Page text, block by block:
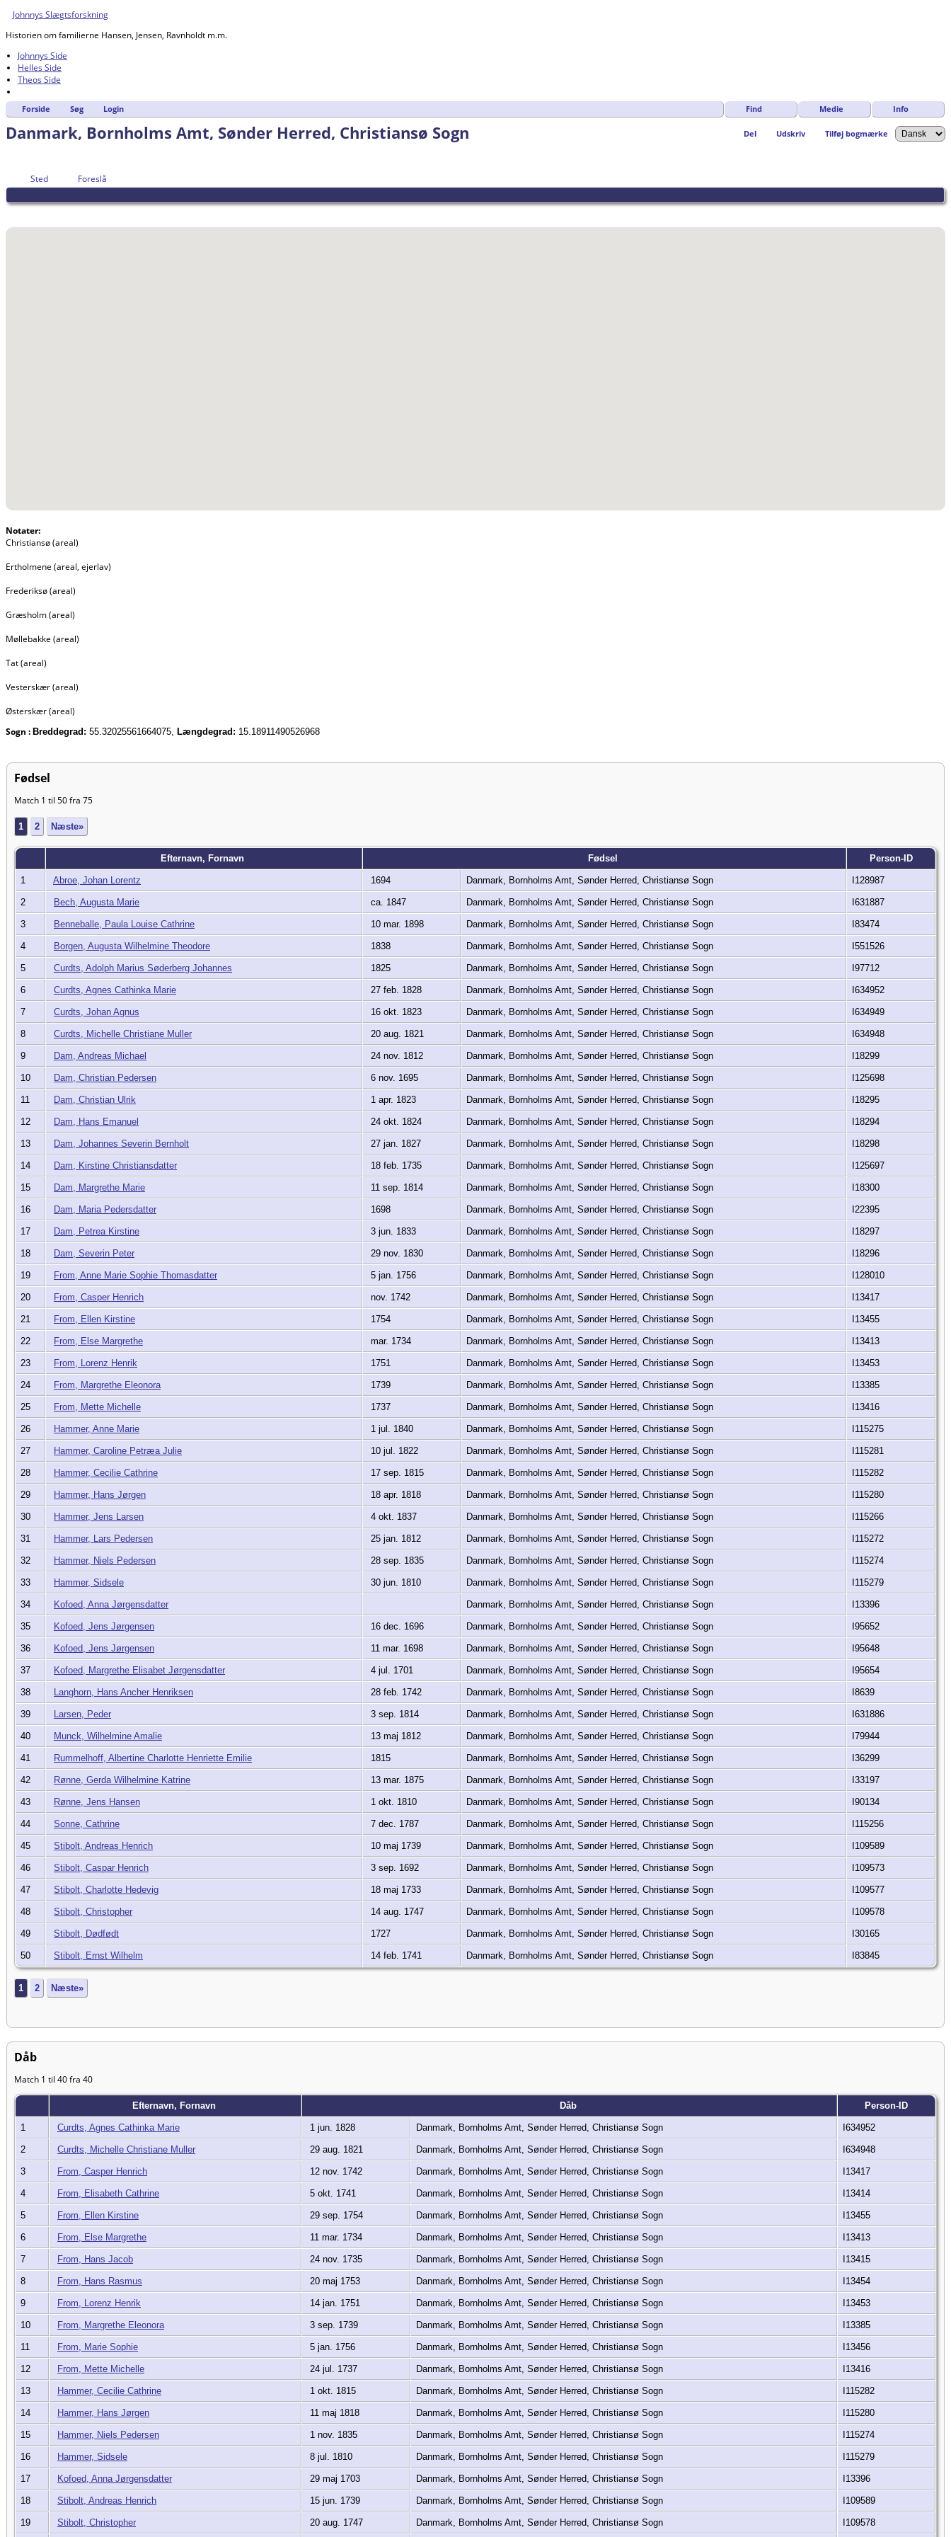
Johnnys Slægtsforskning
Historien om familierne Hansen, Jensen, Ravnholdt m.m.
Johnnys Side
Helles Side
Theos Side
Find Medie Info
Forside Søg Login
Del Udskriv Tilføj bogmærke
Danmark, Bornholms Amt, Sønder Herred, Christiansø Sogn
Sted Foreslå
Notater:
Christiansø (areal)
Ertholmene (areal, ejerlav)
Frederiksø (areal)
Græsholm (areal)
Møllebakke (areal)
Tat (areal)
Vesterskær (areal)
Østerskær (areal)
Sogn : Breddegrad: 55.32025561664075, Længdegrad: 15.18911490526968
Fødsel
Match 1 til 50 fra 75
1 2 Næste»
Efternavn, Fornavn Fødsel Person-ID
1 Abroe, Johan Lorentz 1694 Danmark, Bornholms Amt, Sønder Herred, Christiansø Sogn I128987
2 Bech, Augusta Marie ca. 1847 Danmark, Bornholms Amt, Sønder Herred, Christiansø Sogn I631887
3 Benneballe, Paula Louise Cathrine 10 mar. 1898 Danmark, Bornholms Amt, Sønder Herred, Christiansø Sogn I83474
4 Borgen, Augusta Wilhelmine Theodore 1838 Danmark, Bornholms Amt, Sønder Herred, Christiansø Sogn I551526
5 Curdts, Adolph Marius Søderberg Johannes 1825 Danmark, Bornholms Amt, Sønder Herred, Christiansø Sogn I97712
6 Curdts, Agnes Cathinka Marie 27 feb. 1828 Danmark, Bornholms Amt, Sønder Herred, Christiansø Sogn I634952
7 Curdts, Johan Agnus 16 okt. 1823 Danmark, Bornholms Amt, Sønder Herred, Christiansø Sogn I634949
8 Curdts, Michelle Christiane Muller 20 aug. 1821 Danmark, Bornholms Amt, Sønder Herred, Christiansø Sogn I634948
9 Dam, Andreas Michael 24 nov. 1812 Danmark, Bornholms Amt, Sønder Herred, Christiansø Sogn I18299
10 Dam, Christian Pedersen 6 nov. 1695 Danmark, Bornholms Amt, Sønder Herred, Christiansø Sogn I125698
11 Dam, Christian Ulrik 1 apr. 1823 Danmark, Bornholms Amt, Sønder Herred, Christiansø Sogn I18295
12 Dam, Hans Emanuel 24 okt. 1824 Danmark, Bornholms Amt, Sønder Herred, Christiansø Sogn I18294
13 Dam, Johannes Severin Bernholt 27 jan. 1827 Danmark, Bornholms Amt, Sønder Herred, Christiansø Sogn I18298
14 Dam, Kirstine Christiansdatter 18 feb. 1735 Danmark, Bornholms Amt, Sønder Herred, Christiansø Sogn I125697
15 Dam, Margrethe Marie 11 sep. 1814 Danmark, Bornholms Amt, Sønder Herred, Christiansø Sogn I18300
16 Dam, Maria Pedersdatter 1698 Danmark, Bornholms Amt, Sønder Herred, Christiansø Sogn I22395
17 Dam, Petrea Kirstine 3 jun. 1833 Danmark, Bornholms Amt, Sønder Herred, Christiansø Sogn I18297
18 Dam, Severin Peter 29 nov. 1830 Danmark, Bornholms Amt, Sønder Herred, Christiansø Sogn I18296
19 From, Anne Marie Sophie Thomasdatter 5 jan. 1756 Danmark, Bornholms Amt, Sønder Herred, Christiansø Sogn I128010
20 From, Casper Henrich nov. 1742 Danmark, Bornholms Amt, Sønder Herred, Christiansø Sogn I13417
21 From, Ellen Kirstine 1754 Danmark, Bornholms Amt, Sønder Herred, Christiansø Sogn I13455
22 From, Else Margrethe mar. 1734 Danmark, Bornholms Amt, Sønder Herred, Christiansø Sogn I13413
23 From, Lorenz Henrik 1751 Danmark, Bornholms Amt, Sønder Herred, Christiansø Sogn I13453
24 From, Margrethe Eleonora 1739 Danmark, Bornholms Amt, Sønder Herred, Christiansø Sogn I13385
25 From, Mette Michelle 1737 Danmark, Bornholms Amt, Sønder Herred, Christiansø Sogn I13416
26 Hammer, Anne Marie 1 jul. 1840 Danmark, Bornholms Amt, Sønder Herred, Christiansø Sogn I115275
27 Hammer, Caroline Petræa Julie 10 jul. 1822 Danmark, Bornholms Amt, Sønder Herred, Christiansø Sogn I115281
28 Hammer, Cecilie Cathrine 17 sep. 1815 Danmark, Bornholms Amt, Sønder Herred, Christiansø Sogn I115282
29 Hammer, Hans Jørgen 18 apr. 1818 Danmark, Bornholms Amt, Sønder Herred, Christiansø Sogn I115280
30 Hammer, Jens Larsen 4 okt. 1837 Danmark, Bornholms Amt, Sønder Herred, Christiansø Sogn I115266
31 Hammer, Lars Pedersen 25 jan. 1812 Danmark, Bornholms Amt, Sønder Herred, Christiansø Sogn I115272
32 Hammer, Niels Pedersen 28 sep. 1835 Danmark, Bornholms Amt, Sønder Herred, Christiansø Sogn I115274
33 Hammer, Sidsele 30 jun. 1810 Danmark, Bornholms Amt, Sønder Herred, Christiansø Sogn I115279
34 Kofoed, Anna Jørgensdatter Danmark, Bornholms Amt, Sønder Herred, Christiansø Sogn I13396
35 Kofoed, Jens Jørgensen 16 dec. 1696 Danmark, Bornholms Amt, Sønder Herred, Christiansø Sogn I95652
36 Kofoed, Jens Jørgensen 11 mar. 1698 Danmark, Bornholms Amt, Sønder Herred, Christiansø Sogn I95648
37 Kofoed, Margrethe Elisabet Jørgensdatter 4 jul. 1701 Danmark, Bornholms Amt, Sønder Herred, Christiansø Sogn I95654
38 Langhorn, Hans Ancher Henriksen 28 feb. 1742 Danmark, Bornholms Amt, Sønder Herred, Christiansø Sogn I8639
39 Larsen, Peder 3 sep. 1814 Danmark, Bornholms Amt, Sønder Herred, Christiansø Sogn I631886
40 Munck, Wilhelmine Amalie 13 maj 1812 Danmark, Bornholms Amt, Sønder Herred, Christiansø Sogn I79944
41 Rummelhoff, Albertine Charlotte Henriette Emilie 1815 Danmark, Bornholms Amt, Sønder Herred, Christiansø Sogn I36299
42 Rønne, Gerda Wilhelmine Katrine 13 mar. 1875 Danmark, Bornholms Amt, Sønder Herred, Christiansø Sogn I33197
43 Rønne, Jens Hansen 1 okt. 1810 Danmark, Bornholms Amt, Sønder Herred, Christiansø Sogn I90134
44 Sonne, Cathrine 7 dec. 1787 Danmark, Bornholms Amt, Sønder Herred, Christiansø Sogn I115256
45 Stibolt, Andreas Henrich 10 maj 1739 Danmark, Bornholms Amt, Sønder Herred, Christiansø Sogn I109589
46 Stibolt, Caspar Henrich 3 sep. 1692 Danmark, Bornholms Amt, Sønder Herred, Christiansø Sogn I109573
47 Stibolt, Charlotte Hedevig 18 maj 1733 Danmark, Bornholms Amt, Sønder Herred, Christiansø Sogn I109577
48 Stibolt, Christopher 14 aug. 1747 Danmark, Bornholms Amt, Sønder Herred, Christiansø Sogn I109578
49 Stibolt, Dødfødt 1727 Danmark, Bornholms Amt, Sønder Herred, Christiansø Sogn I30165
50 Stibolt, Ernst Wilhelm 14 feb. 1741 Danmark, Bornholms Amt, Sønder Herred, Christiansø Sogn I83845
1 2 Næste»
Dåb
Match 1 til 40 fra 40
Efternavn, Fornavn Dåb Person-ID
1 Curdts, Agnes Cathinka Marie 1 jun. 1828 Danmark, Bornholms Amt, Sønder Herred, Christiansø Sogn I634952
2 Curdts, Michelle Christiane Muller 29 aug. 1821 Danmark, Bornholms Amt, Sønder Herred, Christiansø Sogn I634948
3 From, Casper Henrich 12 nov. 1742 Danmark, Bornholms Amt, Sønder Herred, Christiansø Sogn I13417
4 From, Elisabeth Cathrine 5 okt. 1741 Danmark, Bornholms Amt, Sønder Herred, Christiansø Sogn I13414
5 From, Ellen Kirstine 29 sep. 1754 Danmark, Bornholms Amt, Sønder Herred, Christiansø Sogn I13455
6 From, Else Margrethe 11 mar. 1734 Danmark, Bornholms Amt, Sønder Herred, Christiansø Sogn I13413
7 From, Hans Jacob 24 nov. 1735 Danmark, Bornholms Amt, Sønder Herred, Christiansø Sogn I13415
8 From, Hans Rasmus 20 maj 1753 Danmark, Bornholms Amt, Sønder Herred, Christiansø Sogn I13454
9 From, Lorenz Henrik 14 jan. 1751 Danmark, Bornholms Amt, Sønder Herred, Christiansø Sogn I13453
10 From, Margrethe Eleonora 3 sep. 1739 Danmark, Bornholms Amt, Sønder Herred, Christiansø Sogn I13385
11 From, Marie Sophie 5 jan. 1756 Danmark, Bornholms Amt, Sønder Herred, Christiansø Sogn I13456
12 From, Mette Michelle 24 jul. 1737 Danmark, Bornholms Amt, Sønder Herred, Christiansø Sogn I13416
13 Hammer, Cecilie Cathrine 1 okt. 1815 Danmark, Bornholms Amt, Sønder Herred, Christiansø Sogn I115282
14 Hammer, Hans Jørgen 11 maj 1818 Danmark, Bornholms Amt, Sønder Herred, Christiansø Sogn I115280
15 Hammer, Niels Pedersen 1 nov. 1835 Danmark, Bornholms Amt, Sønder Herred, Christiansø Sogn I115274
16 Hammer, Sidsele 8 jul. 1810 Danmark, Bornholms Amt, Sønder Herred, Christiansø Sogn I115279
17 Kofoed, Anna Jørgensdatter 29 maj 1703 Danmark, Bornholms Amt, Sønder Herred, Christiansø Sogn I13396
18 Stibolt, Andreas Henrich 15 jun. 1739 Danmark, Bornholms Amt, Sønder Herred, Christiansø Sogn I109589
19 Stibolt, Christopher 20 aug. 1747 Danmark, Bornholms Amt, Sønder Herred, Christiansø Sogn I109578